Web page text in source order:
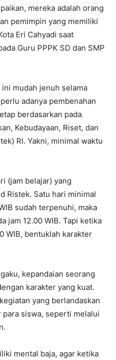
mereka adalah orang
pemimpin yang memiliki
Eri Cahyadi saat
Guru PPPK SD dan SMP
mudah jenuh selama
adanya pembenahan
berdasarkan pada
Kebudayaan, Riset, dan
RI. Yakni, minimal waktu
(jam belajar) yang
Ristek. Satu hari minimal
sudah terpenuhi, maka
jam 12.00 WIB. Tapi ketika
WIB, bentuklah karakter
kepandaian seorang
karakter yang kuat.
yang berlandaskan
siswa, seperti melalui
mental baja, agar ketika